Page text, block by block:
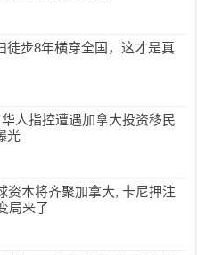
徒步8年横穿全国，这才是真
人指控遭遇加拿大投资移民
光
资本将齐聚加拿大, 卡尼押注
局来了